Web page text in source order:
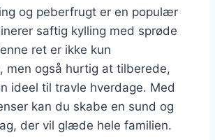
og peberfrugt er en populær
saftig kylling med sprøde
ret er ikke kun
men også hurtig at tilberede,
ideel til travle hverdage. Med
kan du skabe en sund og
der vil glæde hele familien.